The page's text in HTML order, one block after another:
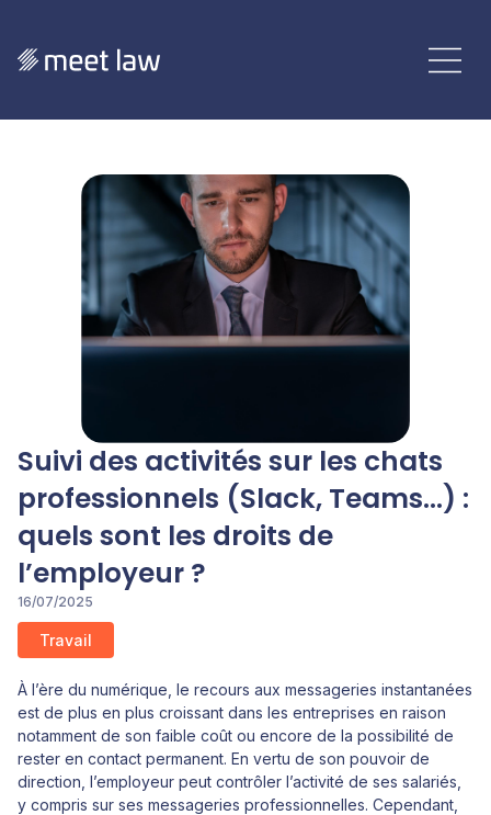
Suivi des activités sur les chats
professionnels (Slack, Teams...) :
quels sont les droits de
l’employeur ?
16/07/2025
Travail
À l’ère du numérique, le recours aux messageries instantanées
est de plus en plus croissant dans les entreprises en raison
notamment de son faible coût ou encore de la possibilité de
rester en contact permanent. En vertu de son pouvoir de
direction, l’employeur peut contrôler l’activité de ses salariés,
y compris sur ses messageries professionnelles. Cependant,